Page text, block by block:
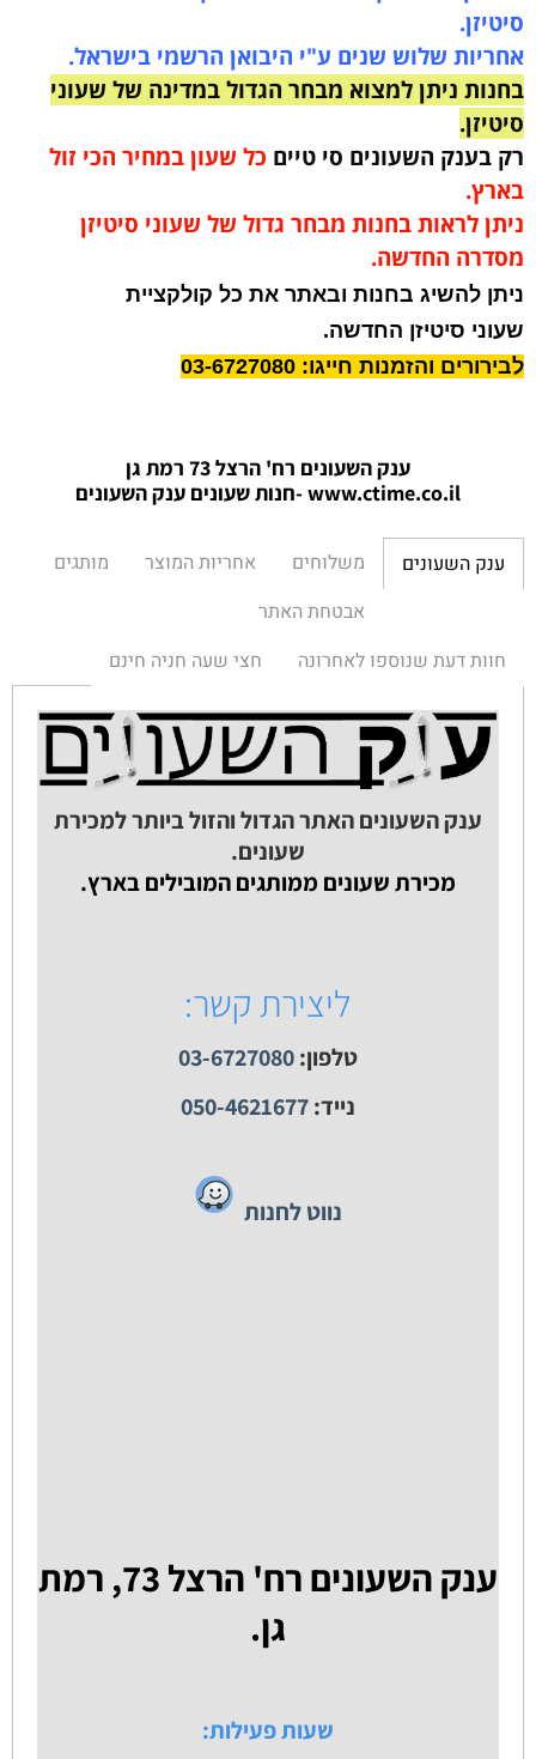
סיטיזן.
אחריות שלוש שנים ע"י היבואן הרשמי בישראל.
בחנות ניתן למצוא מבחר הגדול במדינה של שעוני
סיטיזן.
רק בענק השעונים סי טיים כל שעון במחיר הכי זול
בארץ.
ניתן לראות בחנות מבחר גדול של שעוני סיטיזן
מסדרה החדשה.
ניתן להשיג בחנות ובאתר את כל קולקציית
שעוני סיטיזן החדשה.
לבירורים והזמנות חייגו: 03-6727080
ענק השעונים רח' הרצל 73 רמת גן
www.ctime.co.il-חנות שעונים ענק השעונים
ענק השעונים משלוחים אחריות המוצר
מותגים
אבטחת האתר
חוות דעת שנוספו לאחרונה
חצי שעה חניה חינם
ענק השעונים האתר הגדול והזול ביותר למכירת
שעונים.
מכירת שעונים ממותגים המובילים בארץ.
ליצירת קשר:
טלפון:03-6727080
נייד:050-4621677
נווט לחנות
ענק השעונים רח' הרצל 73, רמת
גן.
שעות פעילות: